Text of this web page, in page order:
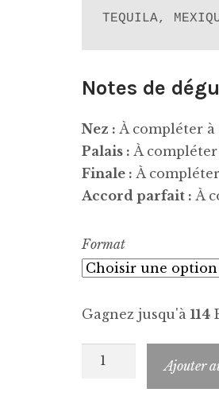
TEQUILA,
Notes de
Nez : À compléter
Palais : À
Finale : À
Accord parfait : À
Format
Gagnez jusqu'à114
quantité
Ajouter